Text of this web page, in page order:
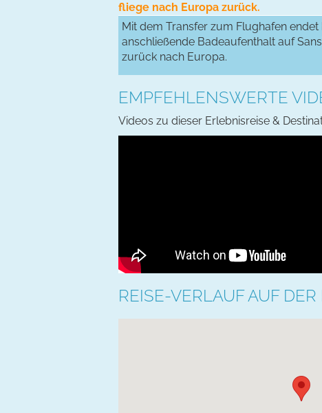
fliege nach Europa zurück.
Mit dem Transfer zum Flughafen
anschließende Badeaufenthalt auf
zurück nach Europa.
EMPFEHLENSWERTE
Videos zu dieser Erlebnisreise &
REISE-VERLAUF AUF DER